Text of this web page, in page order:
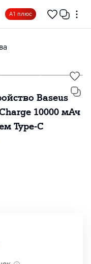
А1 плюс
Baseus
10000 мАч
Type-C